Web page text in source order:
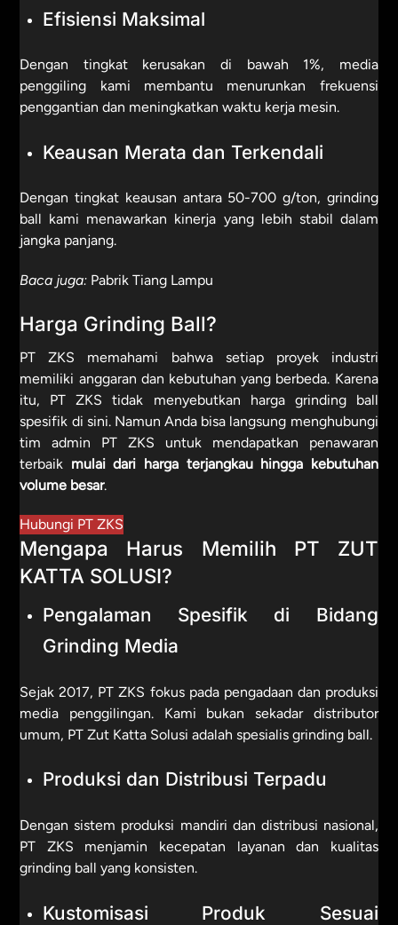
Efisiensi Maksimal
Dengan tingkat kerusakan di bawah 1%, media
penggiling kami membantu menurunkan frekuensi
penggantian dan meningkatkan waktu kerja mesin.
Keausan Merata dan Terkendali
Dengan tingkat keausan antara 50-700 g/ton, grinding
ball kami menawarkan kinerja yang lebih stabil dalam
jangka panjang.
Baca juga: Pabrik Tiang Lampu
Harga Grinding Ball?
PT ZKS memahami bahwa setiap proyek industri
memiliki anggaran dan kebutuhan yang berbeda. Karena
itu, PT ZKS tidak menyebutkan harga grinding ball
spesifik di sini. Namun Anda bisa langsung menghubungi
tim admin PT ZKS untuk mendapatkan penawaran
terbaik mulai dari harga terjangkau hingga kebutuhan
volume besar.
Hubungi PT ZKS
Mengapa Harus Memilih PT ZUT
KATTA SOLUSI?
Pengalaman Spesifik di Bidang
Grinding Media
Sejak 2017, PT ZKS fokus pada pengadaan dan produksi
media penggilingan. Kami bukan sekadar distributor
umum, PT Zut Katta Solusi adalah spesialis grinding ball.
Produksi dan Distribusi Terpadu
Dengan sistem produksi mandiri dan distribusi nasional,
PT ZKS menjamin kecepatan layanan dan kualitas
grinding ball yang konsisten.
Kustomisasi Produk Sesuai